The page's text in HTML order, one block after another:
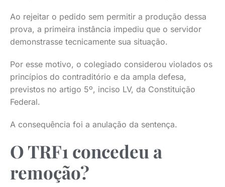
Ao rejeitar o pedido sem permitir a produção dessa
prova, a primeira instância impediu que o servidor
demonstrasse tecnicamente sua situação.
Por esse motivo, o colegiado considerou violados os
princípios do contraditório e da ampla defesa,
previstos no artigo 5º, inciso LV, da Constituição
Federal.
A consequência foi a anulação da sentença.
O TRF1 concedeu a
remoção?